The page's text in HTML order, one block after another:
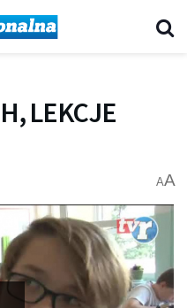
LEKCJE
AA